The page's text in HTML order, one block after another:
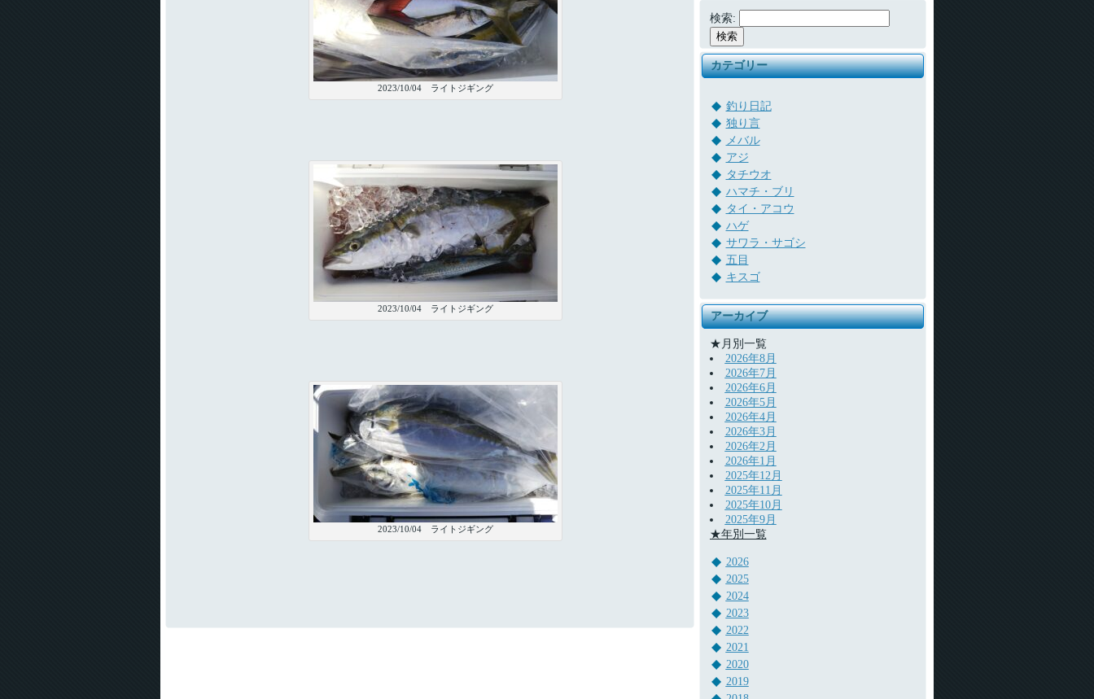
2023/10/04 ライトジギング
2023/10/04 ライトジギング
2023/10/04 ライトジギング
検索:
カテゴリー
釣り日記
独り言
メバル
アジ
タチウオ
ハマチ・ブリ
タイ・アコウ
ハゲ
サワラ・サゴシ
五目
キスゴ
アーカイブ
★月別一覧
2026年8月
2026年7月
2026年6月
2026年5月
2026年4月
2026年3月
2026年2月
2026年1月
2025年12月
2025年11月
2025年10月
2025年9月
★年別一覧
2026
2025
2024
2023
2022
2021
2020
2019